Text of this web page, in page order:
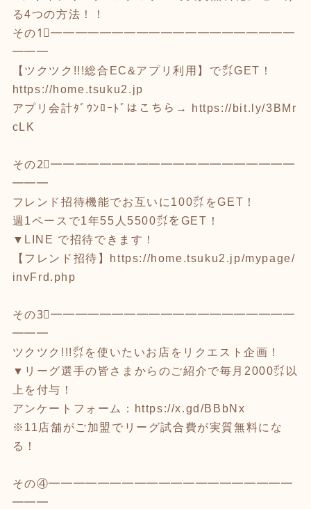
る4つの方法！！
その1⃣━━━━━━━━━━━━━━━━━━━━
━━━
【ツクツク!!!総合EC&アプリ利用】で㌽GET！
https://home.tsuku2.jp
アプリ会計ﾀﾞｳﾝﾛｰﾄﾞはこちら→
https://bit.ly/3BMr
cLK
その2⃣━━━━━━━━━━━━━━━━━━━━
━━━
フレンド招待機能でお互いに100㌽をGET！
週1ペースで1年55人5500㌽をGET！
▼LINE で招待できます！
【フレンド招待】 https://home.tsuku2.jp/mypage/
invFrd.php
その3⃣━━━━━━━━━━━━━━━━━━━━
━━━
ツクツク!!!㌽を使いたいお店をリクエスト企画！
▼リーグ選手の皆さまからのご紹介で毎月2000㌽以
上を付与！
アンケートフォーム：
https://x.gd/BBbNx
※11店舗がご加盟でリーグ試合費が実質無料にな
る！
その④━━━━━━━━━━━━━━━━━━━━
━━━